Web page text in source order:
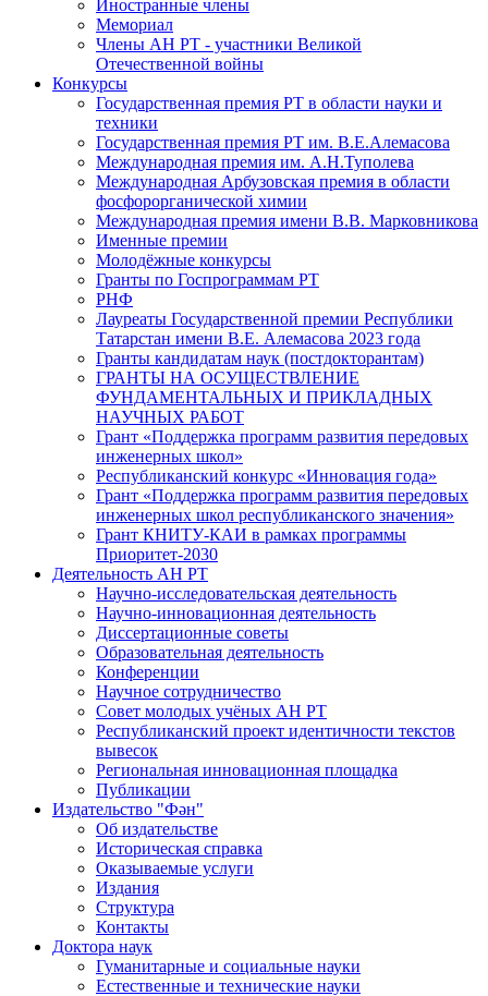
Иностранные члены
Мемориал
Члены АН РТ - участники Великой
Отечественной войны
Конкурсы
Государственная премия РТ в области науки и
техники
Государственная премия РТ им. В.Е.Алемасова
Международная премия им. А.Н.Туполева
Международная Арбузовская премия в области
фосфорорганической химии
Международная премия имени В.В. Марковникова
Именные премии
Молодёжные конкурсы
Гранты по Госпрограммам РТ
РНФ
Лауреаты Государственной премии Республики
Татарстан имени В.Е. Алемасова 2023 года
Гранты кандидатам наук (постдокторантам)
ГРАНТЫ НА ОСУЩЕСТВЛЕНИЕ
ФУНДАМЕНТАЛЬНЫХ И ПРИКЛАДНЫХ
НАУЧНЫХ РАБОТ
Грант «Поддержка программ развития передовых
инженерных школ»
Республиканский конкурс «Инновация года»
Грант «Поддержка программ развития передовых
инженерных школ республиканского значения»
Грант КНИТУ-КАИ в рамках программы
Приоритет-2030
Деятельность АН РТ
Научно-исследовательская деятельность
Научно-инновационная деятельность
Диссертационные советы
Образовательная деятельность
Конференции
Научное сотрудничество
Совет молодых учёных АН РТ
Республиканский проект идентичности текстов
вывесок
Региональная инновационная площадка
Публикации
Издательство "Фән"
Об издательстве
Историческая справка
Оказываемые услуги
Издания
Структура
Контакты
Доктора наук
Гуманитарные и социальные науки
Естественные и технические науки